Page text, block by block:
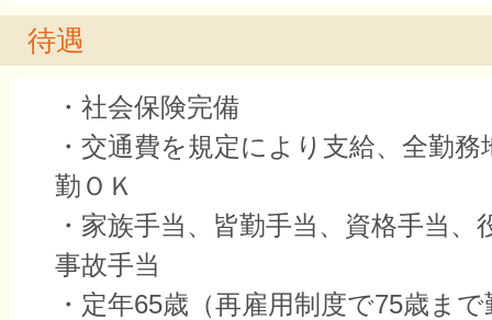
待遇
・社会保険完備
・交通費を規定により支給、全勤
勤ＯＫ
・家族手当、皆勤手当、資格手当、
事故手当
・定年65歳（再雇用制度で75歳ま